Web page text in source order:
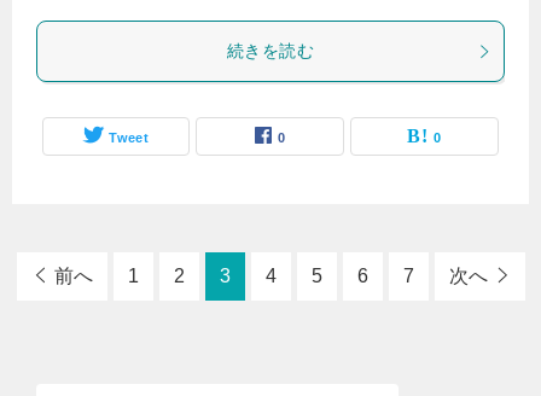
続きを読む
Tweet 0 0
前へ 1 2 3 4 5 6 7 次へ